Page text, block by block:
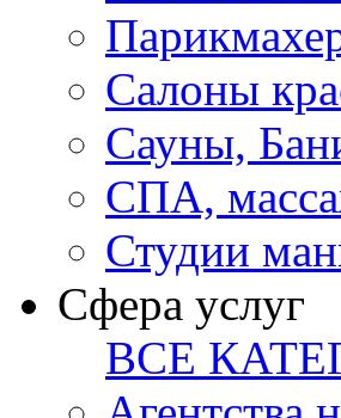
Салоны
Сауны,
СПА,
Студии
Сфера услуг
ВСЕ